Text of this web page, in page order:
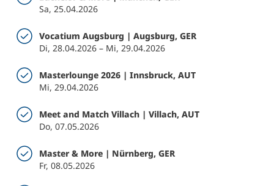
Sa, 25.04.2026
Vocatium Augsburg | Augsburg, GER
Di, 28.04.2026 – Mi, 29.04.2026
Masterlounge 2026 | Innsbruck, AUT
Mi, 29.04.2026
Meet and Match Villach | Villach, AUT
Do, 07.05.2026
Master & More | Nürnberg, GER
Fr, 08.05.2026